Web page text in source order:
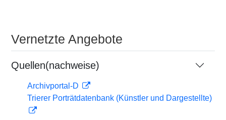
Vernetzte Angebote
Quellen(nachweise)
Archivportal-D
Trierer Porträtdatenbank (Künstler und Dargestellte)